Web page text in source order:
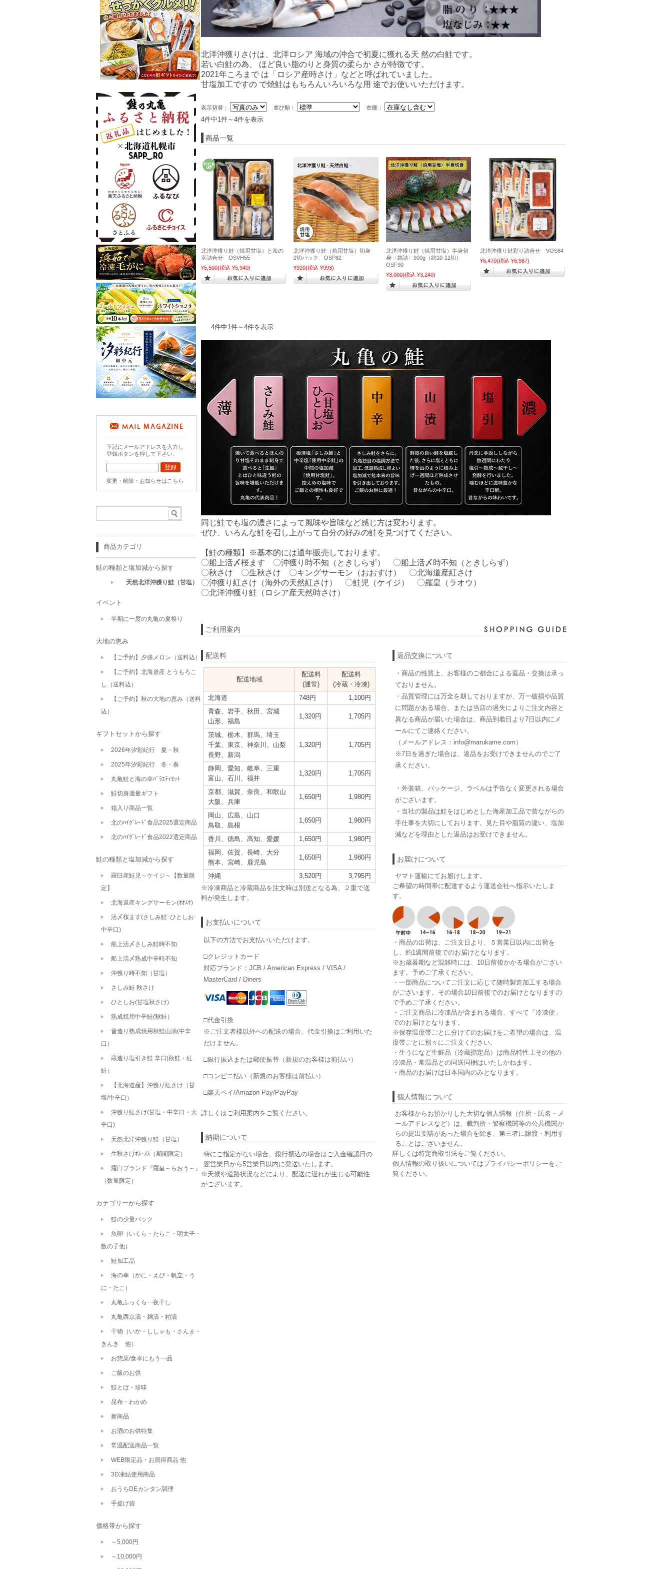
北洋沖獲りさけは、北洋ロシア 海域の沖合で初夏に獲れる天 然の白鮭です。
若い白鮭の為、 ほど良い脂のりと身質の柔らか さが特徴です。
2021年ころまで は「ロシア産時さけ」などと呼ばれていました。
甘塩加工ですの で焼鮭はもちろんいろいろな用 途でお使いいただけます。
表示切替： 並び順： 在庫：
4件中1件～4件を表示
商品一覧
北洋沖獲り鮭（焼用甘塩）と海の
幸詰合せ OSVH55
¥5,500(税込 ¥5,940)
北洋沖獲り鮭（焼用甘塩）切身
2切パック OSP82
¥920(税込 ¥993)
北洋沖獲り鮭（焼用甘塩）半身切
身〈袋詰〉900g（約10-11切）
OSF90
¥3,000(税込 ¥3,240)
北洋沖獲り鮭彩り詰合せ VOS64
¥6,470(税込 ¥6,987)
4件中1件～4件を表示
同じ鮭でも塩の濃さによって風味や旨味など感じ方は変わります。
ぜひ、いろんな鮭を召し上がって自分の好みの鮭を見つけてください。
【鮭の種類】※基本的には通年販売しております。
〇船上活〆桜ます 〇沖獲り時不知（ときしらず） 〇船上活〆時不知（ときしらず）
〇秋さけ 〇生秋さけ 〇キングサーモン（おおすけ） 〇北海道産紅さけ
〇沖獲り紅さけ（海外の天然紅さけ） 〇鮭児（ケイジ） 〇羅皇（ラオウ）
〇北洋沖獲り鮭（ロシア産天然時さけ）
ご利用案内
配送料
配送地域
配送料
(通常)
配送料
(冷蔵・冷凍)
北海道
748円
1,100円
青森、岩手、秋田、宮城
山形、福島
1,320円 1,705円
茨城、栃木、群馬、埼玉
千葉、東京、神奈川、山梨
長野、新潟
1,320円 1,705円
静岡、愛知、岐阜、三重
富山、石川、福井
1,320円 1,705円
京都、滋賀、奈良、和歌山
大阪、兵庫
1,650円 1,980円
岡山、広島、山口
鳥取、島根
1,650円 1,980円
香川、徳島、高知、愛媛 1,650円
1,980円
福岡、佐賀、長崎、大分
熊本、宮崎、鹿児島
1,650円 1,980円
沖縄 3,520円
3,795円
※冷凍商品と冷蔵商品を注文時は別送となる為、２重で送
料が発生します。
お支払いについて
以下の方法でお支払いいただけます。
□クレジットカード
対応ブランド：JCB / American Express / VISA /
MasterCard / Diners
□代金引換
※ご注文者様以外への配送の場合、代金引換はご利用いた
だけません。
□銀行振込または郵便振替（新規のお客様は前払い）
□コンビニ払い（新規のお客様は前払い）
□楽天ペイ/Amazon Pay/PayPay
詳しくはご利用案内をご覧ください。
納期について
特にご指定がない場合、銀行振込の場合はご入金確認日の
翌営業日から5営業日以内に発送いたします。
※天候や道路状況などにより、配送に遅れが生じる可能性
がございます。
返品交換について
・商品の性質上、お客様のご都合による返品・交換は承っ
ておりません。
・品質管理には万全を期しておりますが、万一破損や品質
に問題がある場合、または当店の過失によりご注文内容と
異なる商品が届いた場合は、商品到着日より7日以内にメ
ールにてご連絡ください。
（メールアドレス：info@marukame.com）
※7日を過ぎた場合は、返品をお受けできませんのでご了
承ください。
・外装箱、パッケージ、ラベルは予告なく変更される場合
がございます。
・当社の製品は鮭をはじめとした海産加工品で昔ながらの
手仕事を大切にしております。見た目や脂質の違い、塩加
減などを理由とした返品はお受けできません。
お届けについて
ヤマト運輸にてお届けします。
ご希望の時間帯に配達するよう運送会社へ指示いたしま
す。
・商品の出荷は、ご注文日より、５営業日以内に出荷を
し、約1週間前後でのお届けとなります。
※お歳暮期など混雑時には、10日前後かかる場合がござい
ます。予めご了承ください。
・一部商品についてご注文に応じて随時製造加工する場合
がございます。その場合10日前後でのお届けとなりますの
で予めご了承ください。
・ご注文商品に冷凍品が含まれる場合、すべて「冷凍便」
でのお届けとなります。
※保存温度帯ごとに分けてのお届けをご希望の場合は、温
度帯ごとに別々にご注文ください。
・生うになど生鮮品（冷蔵指定品）は商品特性上その他の
冷凍品・常温品との同送同梱はいたしかねます。
・商品のお届けは日本国内のみとなります。
個人情報について
お客様からお預かりした大切な個人情報（住所・氏名・メ
ールアドレスなど）は、裁判所・警察機関等の公共機関か
らの提出要請があった場合を除き、第三者に譲渡・利用す
ることはございません。
詳しくは特定商取引法をご覧ください。
個人情報の取り扱いについてはプライバシーポリシーをご
覧ください。
下記にメールアドレスを入力し
登録ボタンを押して下さい。
変更・解除・お知らせはこちら
商品カテゴリ
鮭の種類と塩加減から探す
天然北洋沖獲り鮭（甘塩）
イベント
半期に一度の丸亀の夏祭り
大地の恵み
【ご予約】夕張メロン（送料込）
【ご予約】北海道産 とうもろこ
し（送料込）
【ご予約】秋の大地の恵み（送料
込）
ギフトセットから探す
2026年汐彩紀行 夏・秋
2025年汐彩紀行 冬・春
丸亀鮭と海の幸ﾊﾞﾗｴﾃｨｾｯﾄ
鮭切身適量ギフト
箱入り商品一覧
北のﾊｲｸﾞﾚｰﾄﾞ食品2025選定商品
北のﾊｲｸﾞﾚｰﾄﾞ食品2022選定商品
鮭の種類と塩加減から探す
羅臼産鮭児～ケイジ～【数量限
定】
北海道産キングサーモン(ｵｵｽｹ)
活〆桜ます(さしみ鮭･ひとしお･
中辛口)
船上活〆さしみ鮭時不知
船上活〆熟成中辛時不知
沖獲り時不知（甘塩）
さしみ鮭 秋さけ
ひとしお(甘塩秋さけ)
熟成焼用中辛鮭(秋鮭）
昔造り熟成焼用秋鮭山漬(中辛
口）
蔵造り塩引き鮭 辛口(秋鮭・紅
鮭）
【北海道産】沖獲り紅さけ（甘
塩/中辛口）
沖獲り紅さけ(甘塩・中辛口・大
辛口)
天然北洋沖獲り鮭（甘塩）
生秋さけｵｽ･ﾒｽ（期間限定）
羅臼ブランド『羅皇～らおう～』
（数量限定）
カテゴリーから探す
鮭の少量パック
魚卵（いくら・たらこ・明太子・
数の子他）
鮭加工品
海の幸（かに・えび・帆立・う
に・たこ）
丸亀ふっくら一夜干し
丸亀西京漬・麹漬・粕漬
干物（いか・ししゃも・さんま・
きんき 他）
お惣菜/食卓にもう一品
ご飯のお供
鮭とば・珍味
昆布・わかめ
新商品
お酒のお供特集
常温配送商品一覧
WEB限定品・お買得商品 他
3D凍結使用商品
おうちDEカンタン調理
手提げ袋
価格帯から探す
～5,000円
～10,000円